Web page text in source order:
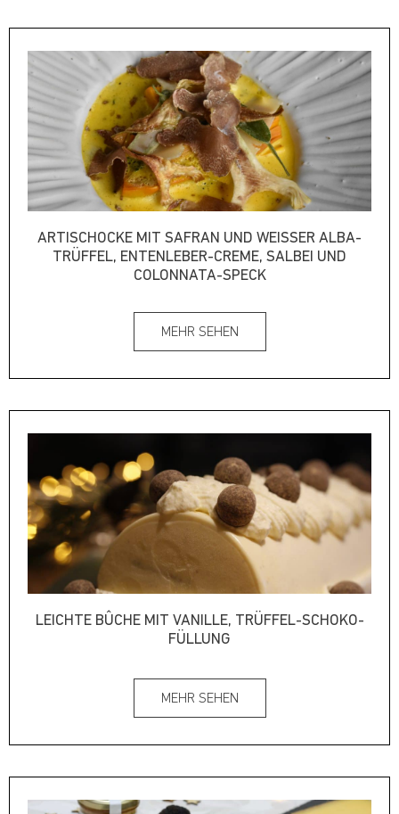
ARTISCHOCKE MIT SAFRAN UND WEISSER ALBA-T
RÜFFEL, ENTENLEBER-CREME, SALBEI UND C
OLONNATA-SPECK
MEHR SEHEN
LEICHTE BÛCHE MIT VANILLE, TRÜFFEL-SCHOKO-
FÜLLUNG
MEHR SEHEN